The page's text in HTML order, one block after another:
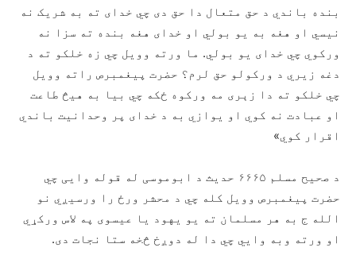
بنده باندي د حق متعال دا حق دی چي خدای ته به شریک نه
نیسي او هغه به یو بولي او خدای هغه بنده ته سزا نه
ورکوي چي خدای یو بولي. ما ورته وویل چي زه خلکو ته د
دغه زیري د ورکولو حق لرم؟ حضرت پیغمبرص راته وویل
چي خلکو ته دا زېری مه ورکوه ځکه چي بیا به هیڅ طاعت
او عبادت نه کوي او یوازي به د خدای پر وحدانیت باندي
اقرار کوي»
د صحیح مسلم ۶۶۶۵ حدیث د ابوموسی له قوله وايی چي
حضرت پیغمبرص وویل کله چي د محشر ورځ را ورسیږي نو
الله ج به هر مسلمان ته یو یهود یا عیسوی په لاس ورکړي
او ورته وبه وايي چي دا له دوږخ څخه ستا نجات دی.